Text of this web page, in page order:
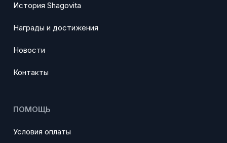
История Shagovita
Награды и достижения
Новости
Контакты
ПОМОЩЬ
Условия оплаты